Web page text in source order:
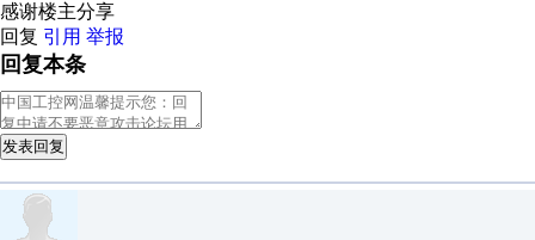
感谢楼主分享
回复 引用 举报
回复本条
发表回复